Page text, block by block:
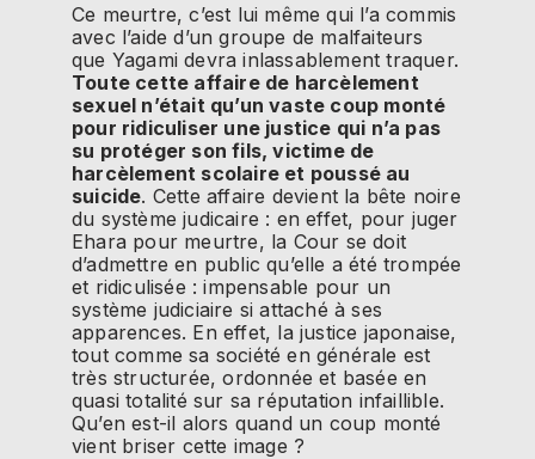
Ce meurtre, c’est lui même qui l’a commis
avec l’aide d’un groupe de malfaiteurs
que Yagami devra inlassablement traquer.
Toute cette affaire de harcèlement
sexuel n’était qu’un vaste coup monté
pour ridiculiser une justice qui n’a pas
su protéger son fils, victime de
harcèlement scolaire et poussé au
suicide. Cette affaire devient la bête noire
du système judicaire : en effet, pour juger
Ehara pour meurtre, la Cour se doit
d’admettre en public qu’elle a été trompée
et ridiculisée : impensable pour un
système judiciaire si attaché à ses
apparences. En effet, la justice japonaise,
tout comme sa société en générale est
très structurée, ordonnée et basée en
quasi totalité sur sa réputation infaillible.
Qu’en est-il alors quand un coup monté
vient briser cette image ?